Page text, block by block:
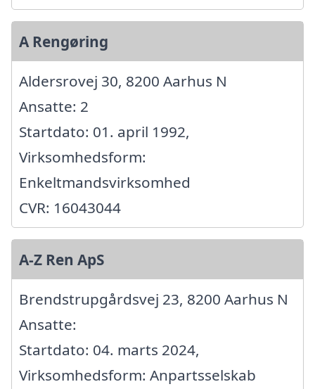
A Rengøring
Aldersrovej 30, 8200 Aarhus N
Ansatte: 2
Startdato: 01. april 1992,
Virksomhedsform:
Enkeltmandsvirksomhed
CVR: 16043044
A-Z Ren ApS
Brendstrupgårdsvej 23, 8200 Aarhus N
Ansatte:
Startdato: 04. marts 2024,
Virksomhedsform: Anpartsselskab